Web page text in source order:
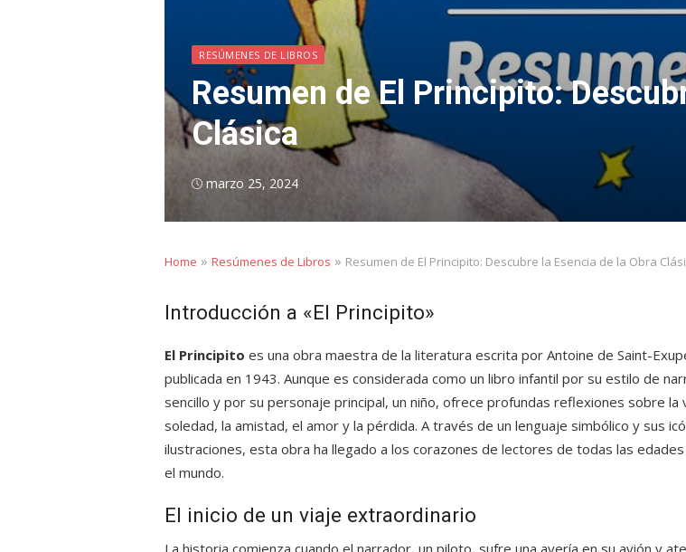
RESÚMENES DE LIBROS
Resumen de El Principito:
Clásica
Posted
marzo 25, 2024
Home » Resúmenes de Libros » Resumen de El Principito: Descubre la Esencia de la Obra
Introducción a «El Principito»
El Principito es una obra maestra de la literatura escrita por Antoine de Saint-
publicada en 1943. Aunque es considerada como un libro infantil por su estilo de
sencillo y por su personaje principal, un niño, ofrece profundas reflexiones sobre la
soledad, la amistad, el amor y la pérdida. A través de un lenguaje simbólico y sus
ilustraciones, esta obra ha llegado a los corazones de lectores de todas las
el mundo.
El inicio de un viaje extraordinario
La historia comienza cuando el narrador, un piloto, sufre una avería en su avión y